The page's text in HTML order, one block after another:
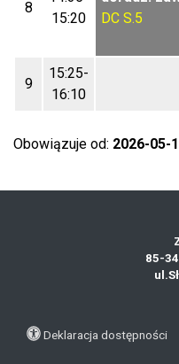
8
15:20
DC S.5
9
15:25-
16:10
Obowiązuje od: 2026-05-
85-
Deklaracja dostępności